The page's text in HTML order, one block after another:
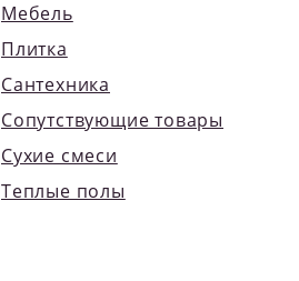
Мебель
Плитка
Сантехника
Сопутствующие товары
Сухие смеси
Теплые полы